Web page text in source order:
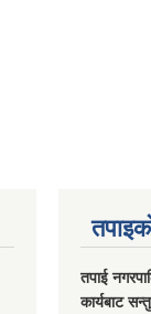
तपा‌ई
कार्यबाट